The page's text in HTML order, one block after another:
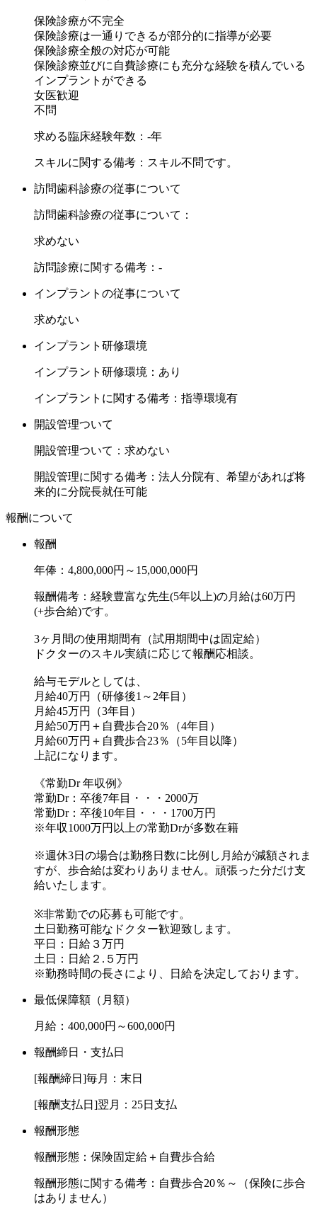
任せいたします！
また、所属ドクターにはそれぞれ得意分野を付けてもらいた
いので、外部講習会費用の支援もさせて頂いております。
大学との提携により認定医・専門医(歯周病・インプラント)
及び歯学博士を取得可能です。
勉強会費用補助もあります。
設備面は最新医療機器を導入し、いろんな領域で高度な治療
ができます。CT、専用手術室、手術専用ライト、マイクロ
スコープ2台（カールツァイス製最高位機種、垂直加圧）、
口腔内スキャナー（iTero）、ニッケルチタンファイル、口
腔内カメラ、口腔外バキューム等々が御座います。
これらの設備は先生方が自由に使ってください。
医院では妊娠・出産に伴う女医の先生向けとして臨床復帰で
きるプログラムも用意しており、ブランク明けのドクターも
現在も当院で産休・育休を取得後に復帰した3名の女性ドク
ターなど、年齢やライフステージも様々です。
が充実しているだけでなく、様々なドクターが相談に乗って
くれるため、長く安定して働いて頂けます。
また、医院運営とマーケティングを融合させた独自のノウハ
ウがあります。
いたします。また、独自の開業支援プログラムも用意してお
ります。
契約期間満了後、開業の成功ための開業立地選定（未公開物
等、経営戦略のノウハウ提供等、全面的に支援いたします。
アシスタントは50名在籍しているので、診療に集中できる環
境を提供致します。
たくさんのお問合せをお待ちしております。
保険診療が不完全
保険診療は一通りできるが部分的に指導が必要
保険診療全般の対応が可能
保険診療並びに自費診療にも充分な経験を積んでいる
インプラントができる
女医歓迎
不問
求める臨床経験年数：-年
スキルに関する備考：スキル不問です。
訪問歯科診療の従事について
訪問歯科診療の従事について：
求めない
訪問診療に関する備考：-
インプラントの従事について
求めない
インプラント研修環境
インプラント研修環境：あり
インプラントに関する備考：指導環境有
開設管理ついて
開設管理ついて：求めない
開設管理に関する備考：法人分院有、希望があれば将
来的に分院長就任可能
報酬について
報酬
年俸：4,800,000円～15,000,000円
報酬備考：経験豊富な先生(5年以上)の月給は60万円
(+歩合給)です。
3ヶ月間の使用期間有（試用期間中は固定給）
ドクターのスキル実績に応じて報酬応相談。
給与モデルとしては、
月給40万円（研修後1～2年目）
月給45万円（3年目）
月給50万円＋自費歩合20％（4年目）
月給60万円＋自費歩合23％（5年目以降）
上記になります。
《常勤Dr 年収例》
常勤Dr：卒後7年目・・・2000万
常勤Dr：卒後10年目・・・1700万円
※年収1000万円以上の常勤Drが多数在籍
※週休3日の場合は勤務日数に比例し月給が減額されま
すが、歩合給は変わりありません。頑張った分だけ支
給いたします。
※非常勤での応募も可能です。
土日勤務可能なドクター歓迎致します。
平日：日給３万円
土日：日給２.５万円
※勤務時間の長さにより、日給を決定しております。
最低保障額（月額）
月給：400,000円～600,000円
報酬締日・支払日
[報酬締日]毎月：末日
[報酬支払日]翌月：25日支払
報酬形態
報酬形態：保険固定給＋自費歩合給
報酬形態に関する備考：自費歩合20％～（保険に歩合
はありません）